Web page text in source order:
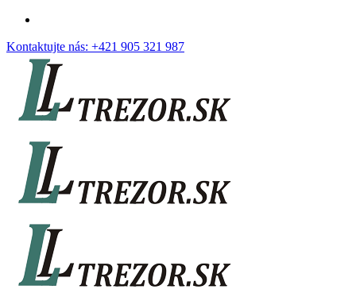
Kontaktujte nás: +421 905 321 987